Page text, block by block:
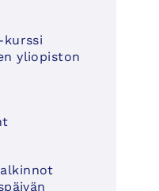
kurssi
yliopiston